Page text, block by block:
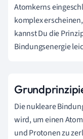
Atomkerns
komplex
kannst Du die
Bindungsenergie
Die nukleare
wird, um einen
und Protonen zu